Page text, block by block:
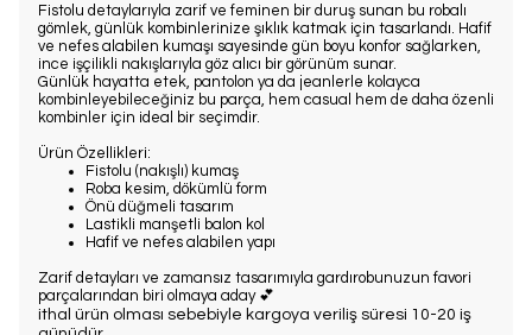
Fistolu detaylarıyla zarif ve feminen bir duruş sunan bu robalı
gömlek, günlük kombinlerinize şıklık katmak için tasarlandı. Hafif
ve nefes alabilen kumaşı sayesinde gün boyu konfor sağlarken,
ince işçilikli nakışlarıyla göz alıcı bir görünüm sunar.
Günlük hayatta etek, pantolon ya da jeanlerle kolayca
kombinleyebileceğiniz bu parça, hem casual hem de daha özenli
kombinler için ideal bir seçimdir.
Ürün Özellikleri:
Fistolu (nakışlı) kumaş
Roba kesim, dökümlü form
Önü düğmeli tasarım
Lastikli manşetli balon kol
Hafif ve nefes alabilen yapı
Zarif detayları ve zamansız tasarımıyla gardırobunuzun favori
parçalarından biri olmaya aday 💕
ithal ürün olması sebebiyle kargoya veriliş süresi 10-20 iş